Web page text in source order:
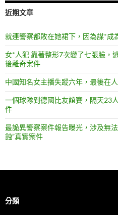
近期文章
就連警察都敗在她裙下，因為謀*成
女*人犯 靠著整形7次變了七張臉，
後離奇案件
中國知名女主播失蹤六年，最後在
一個球隊到德國比友誼賽，隔天23
件
最詭異警察案件報告曝光，涉及無
蝕”真實案件
分類